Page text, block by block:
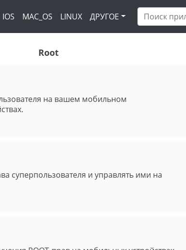
IOS MAC_OS LINUX ДРУГОЕ
Root
на вашем мобильном
суперпользователя и управлять ими на